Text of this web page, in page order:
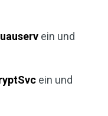
ein und
ein und